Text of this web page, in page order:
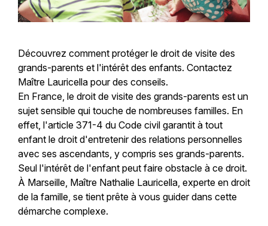
Découvrez comment protéger le droit de visite des
grands-parents et l'intérêt des enfants. Contactez
Maître Lauricella pour des conseils.
En France, le droit de visite des grands-parents est un
sujet sensible qui touche de nombreuses familles. En
effet, l'article 371-4 du Code civil garantit à tout
enfant le droit d'entretenir des relations personnelles
avec ses ascendants, y compris ses grands-parents.
Seul l'intérêt de l'enfant peut faire obstacle à ce droit.
À Marseille, Maître Nathalie Lauricella, experte en droit
de la famille, se tient prête à vous guider dans cette
démarche complexe.